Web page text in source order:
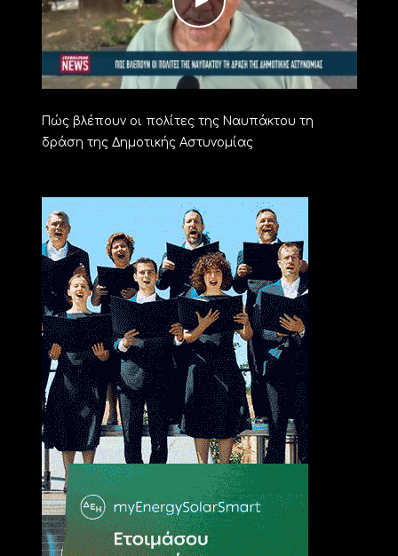
Πώς βλέπουν οι πολίτες της Ναυπάκτου τη
δράση της Δημοτικής Αστυνομίας